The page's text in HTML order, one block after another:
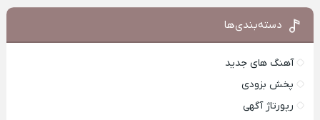
دسته‌بندی‌ها
آهنگ های جدید
پخش بزودی
رپورتاژ آگهی